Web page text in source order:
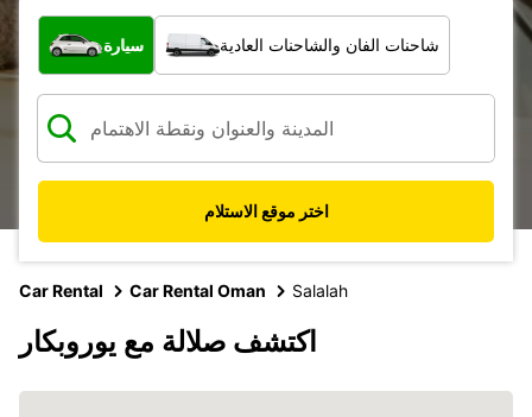
ما نوع المركبة؟
سيارة شاحنات الفان والشاحنات العادية
اختر موقع الاستلام
Car Rental Car Rental Oman Salalah
اكتشف صلالة مع يوروبكار